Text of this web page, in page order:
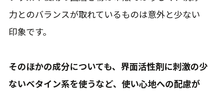
力とのバランスが取れているものは意外と少ない
印象です。
そのほかの成分についても、界面活性剤に刺激の少
ないベタイン系を使うなど、使い心地への配慮が